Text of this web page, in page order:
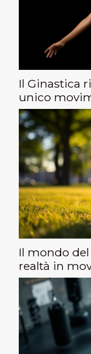
Il Ginastica
unico
Il mondo
realtà in